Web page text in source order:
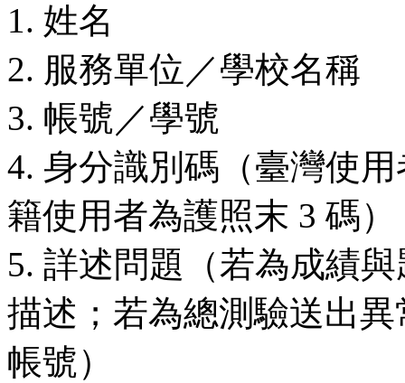
1. 姓名
2. 服務單位／學校名稱
3. 帳號／學號
4. 身分識別碼（臺灣使
籍使用者為護照末 3 碼）
5. 詳述問題（若為成績
描述；若為總測驗送出
帳號）